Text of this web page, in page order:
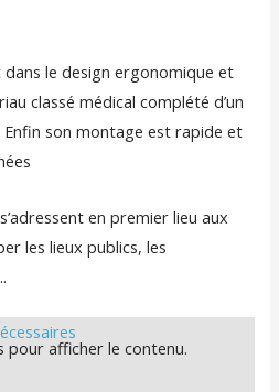
le design ergonomique et
classé médical complété d’un
son montage est rapide et
en premier lieu aux
les lieux publics, les
pour afficher le contenu.